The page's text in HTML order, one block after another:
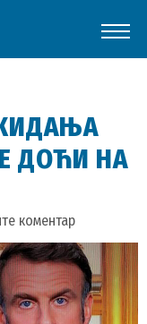
ДОЋИ НА
коментар